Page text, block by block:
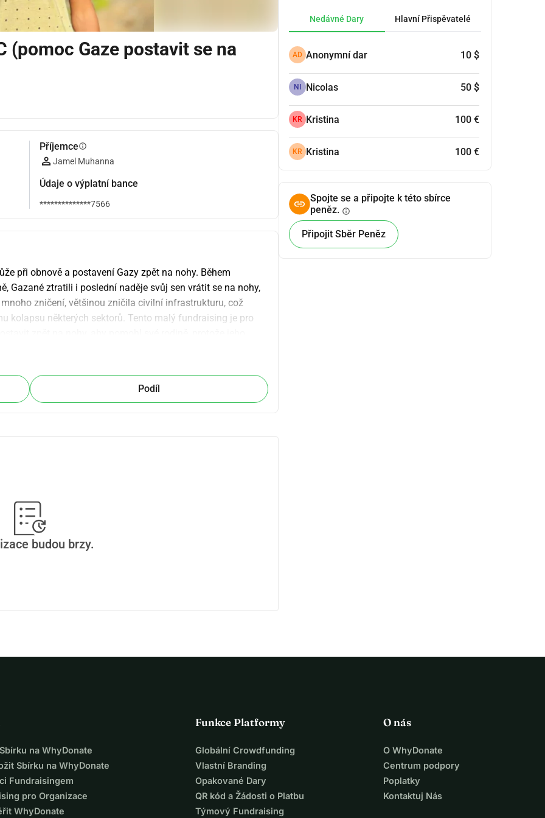
(pomoc Gaze postavit se na
Příjemceinfo
Jamel Muhanna
Údaje o výplatní bance
**************7566
při obnově a postavení Gazy zpět na nohy. Během
Gazané ztratili i poslední naděje svůj sen vrátit se na nohy,
zničení, většinou zničila civilní infrastrukturu, což
kolapsu některých sektorů. Tento malý fundraising je pro
Děkujeme moc!!!
Podíl
budou brzy.
Nedávné Dary Hlavní Přispěvatelé
AD Anonymní dar 10 $
NI Nicolas 50 $
KR Kristina 100 €
KR Kristina 100 €
Spojte se a připojte k této sbírce
peněz. info
Připojit Sběr Peněz
na WhyDonate
Sbírku na WhyDonate
Fundraisingem
pro Organizace
WhyDonate
Funkce Platformy
Globální Crowdfunding
Vlastní Branding
Opakované Dary
QR kód a Žádosti o Platbu
Týmový Fundraising
O nás
O WhyDonate
Centrum podpory
Poplatky
Kontaktuj Nás